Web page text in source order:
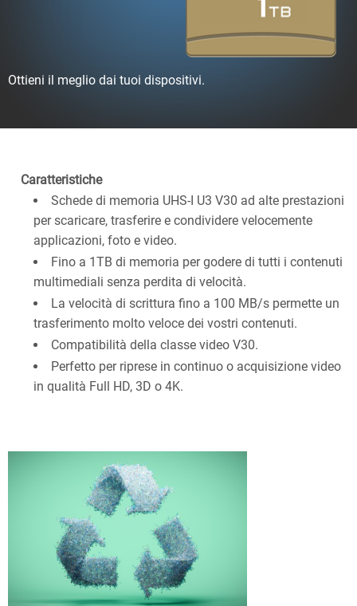
Ottieni il meglio dai tuoi dispositivi.
Caratteristiche
Schede di memoria UHS-I U3 V30 ad alte prestazioni
per scaricare, trasferire e condividere velocemente
applicazioni, foto e video.
Fino a 1TB di memoria per godere di tutti i contenuti
multimediali senza perdita di velocità.
La velocità di scrittura fino a 100 MB/s permette un
trasferimento molto veloce dei vostri contenuti.
Compatibilità della classe video V30.
Perfetto per riprese in continuo o acquisizione video
in qualità Full HD, 3D o 4K.